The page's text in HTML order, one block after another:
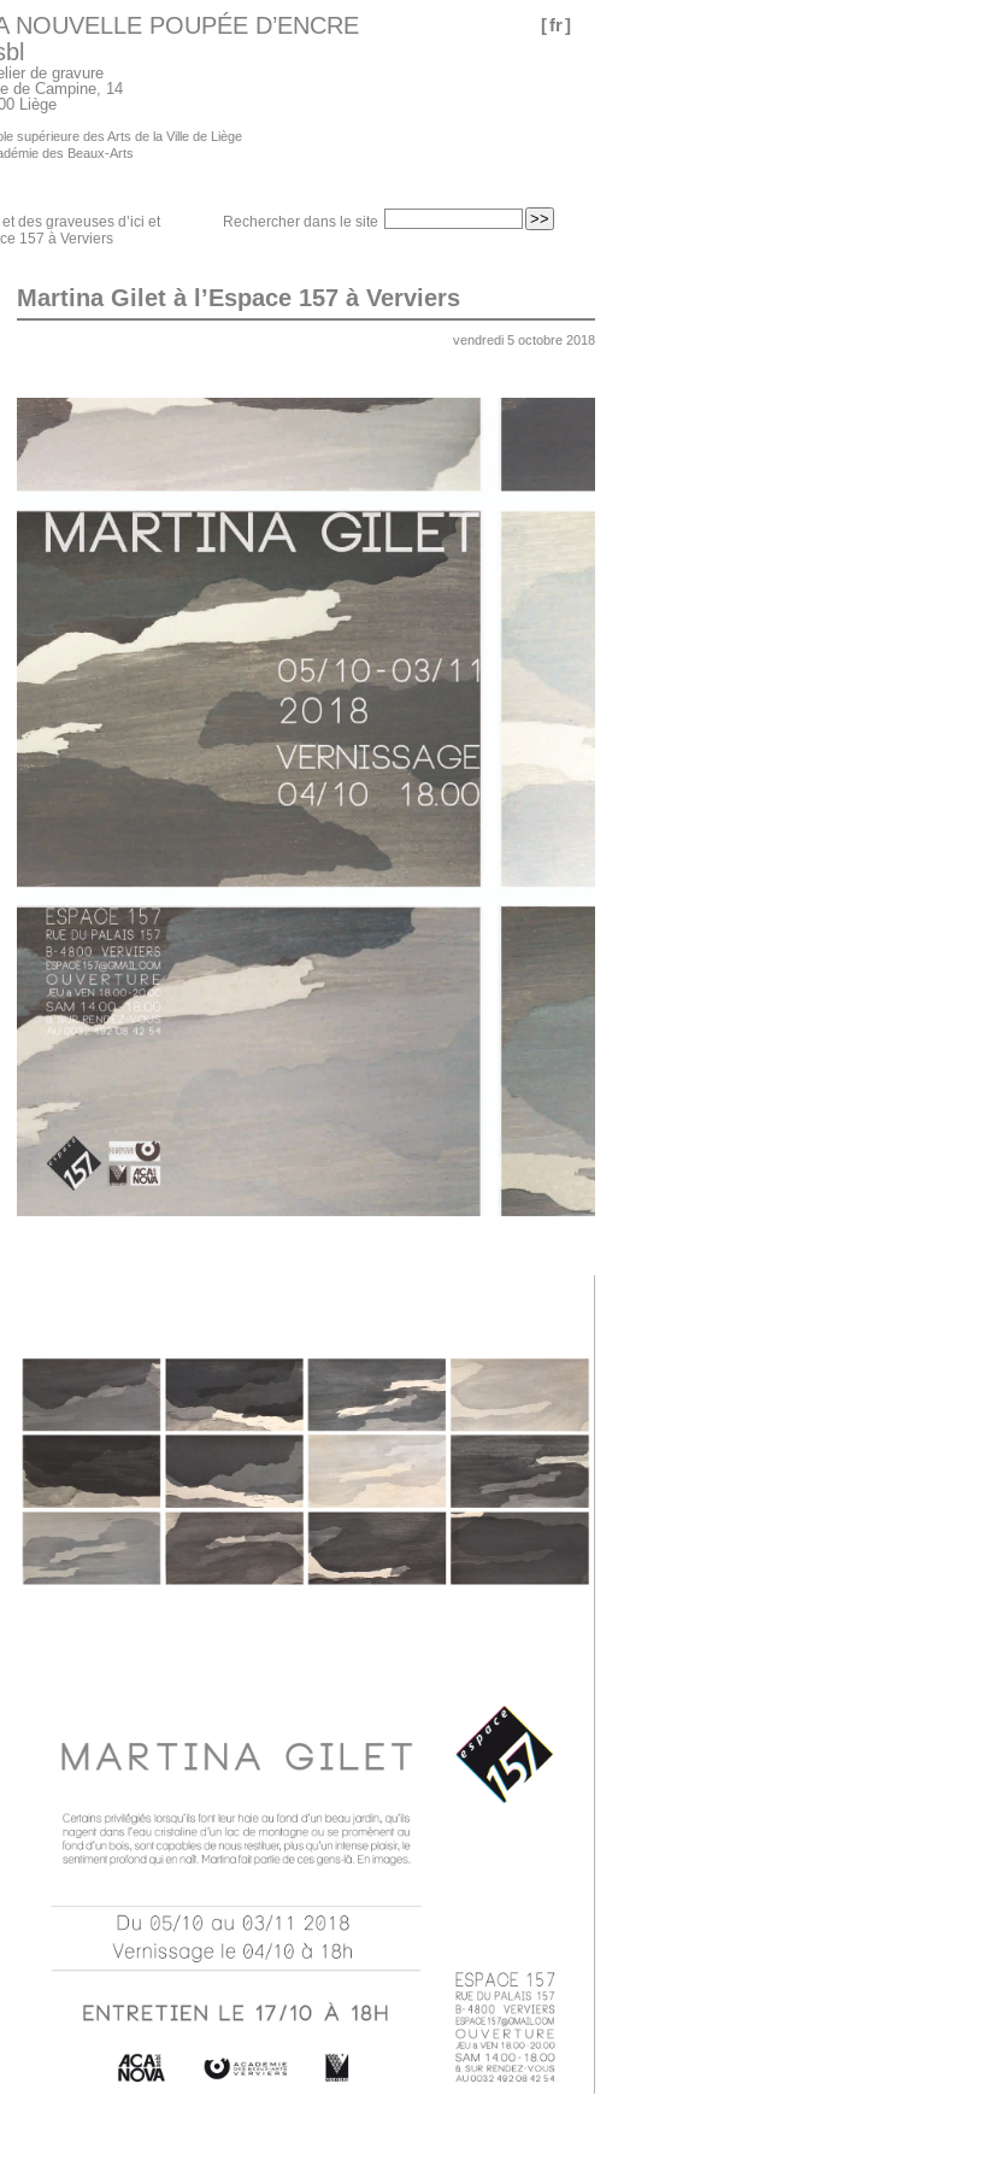
[fr]
NOUVELLE POUPÉE D’ENCRE
de gravure
de Campine, 14
Liège
supérieure des Arts de la Ville de Liège
des Beaux-Arts
Rechercher dans le site
des graveuses d’ici et
157 à Verviers
Martina Gilet à l’Espace 157 à Verviers
vendredi 5 octobre 2018